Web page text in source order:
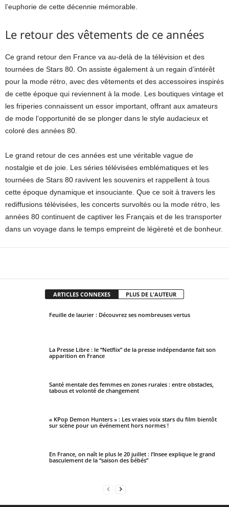
l’euphorie de cette décennie mémorable.
Le retour des vêtements de ce années
Ce grand retour den France va au-delà de la télévision et des
tournées de Stars 80. On assiste également à un regain d’intérêt
pour la mode rétro, avec des vêtements et des accessoires inspirés
de cette époque qui reviennent à la mode. Les boutiques vintage et
les friperies connaissent un essor important, offrant aux amateurs
de mode l’opportunité de se plonger dans le style audacieux et
coloré des années 80.
Le grand retour de ces années est une véritable vague de
nostalgie et de joie. Les séries télévisées emblématiques et les
tournées de Stars 80 ravivent les souvenirs et rappellent à tous
cette époque dynamique et insouciante. Que ce soit à travers les
rediffusions télévisées, les concerts survoltés ou la mode rétro, les
années 80 continuent de captiver les Français et de les transporter
dans un voyage dans le temps empreint de légèreté et de bonheur.
ARTICLES CONNEXES PLUS DE L'AUTEUR
Feuille de laurier : Découvrez ses nombreuses vertus
La Presse Libre : le “Netflix” de la presse indépendante fait son
apparition en France
Santé mentale des femmes en zones rurales : entre obstacles,
tabous et volonté de changement
« KPop Demon Hunters » : Les vraies voix stars du film bientôt
sur scène pour un événement hors normes !
En France, on naît le plus le 20 juillet : l’Insee explique le grand
basculement de la “saison des bébés”